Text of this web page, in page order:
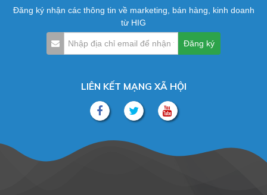
Đăng ký nhận các thông tin về marketing, bán hàng, kinh doanh
từ HIG
LIÊN KẾT MẠNG XÃ HỘI